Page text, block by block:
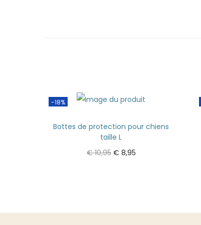
-18%
Bottes de protection pour chiens
taille L
€10,95 € 8,95